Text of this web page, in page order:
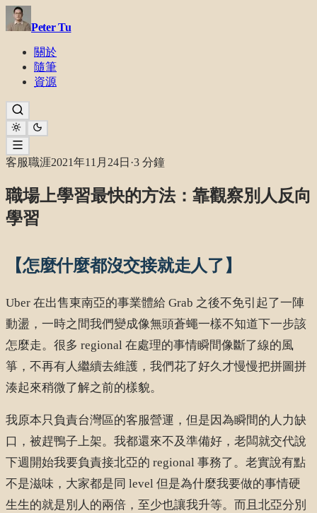
Peter Tu
關於
隨筆
資源
客服職涯2021年11月24日 ·3 分鐘
職場上學習最快的方法：靠觀察別人反向
學習
【怎麼什麼都沒交接就走人了】
Uber 在出售東南亞的事業體給 Grab 之後不免引起了一陣
動盪，一時之間我們變成像無頭蒼蠅一樣不知道下一步該
怎麼走。很多 regional 在處理的事情瞬間像斷了線的風
箏，不再有人繼續去維護，我們花了好久才慢慢把拼圖拼
湊起來稍微了解之前的樣貌。
我原本只負責台灣區的客服營運，但是因為瞬間的人力缺
口，被趕鴨子上架。我都還來不及準備好，老闆就交代說
下週開始我要負責接北亞的 regional 事務了。老實說有點
不是滋味，大家都是同 level 但是為什麼我要做的事情硬
生生的就是別人的兩倍，至少也讓我升等。而且北亞分別